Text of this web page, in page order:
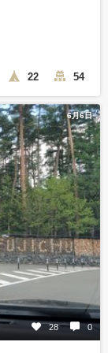
22 54
6月6日
28 0